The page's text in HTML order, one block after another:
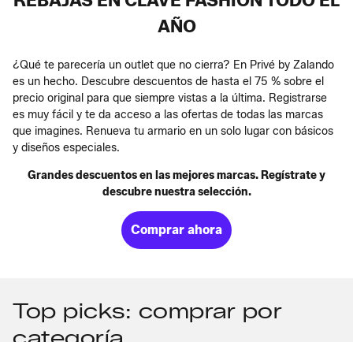
AÑO
¿Qué te parecería un outlet que no cierra? En Privé by Zalando
es un hecho. Descubre descuentos de hasta el 75 % sobre el
precio original para que siempre vistas a la última. Registrarse
es muy fácil y te da acceso a las ofertas de todas las marcas
que imagines. Renueva tu armario en un solo lugar con básicos
y diseños especiales.
Grandes descuentos en las mejores marcas. Regístrate y
descubre nuestra selección.
Comprar ahora
Top picks: comprar por